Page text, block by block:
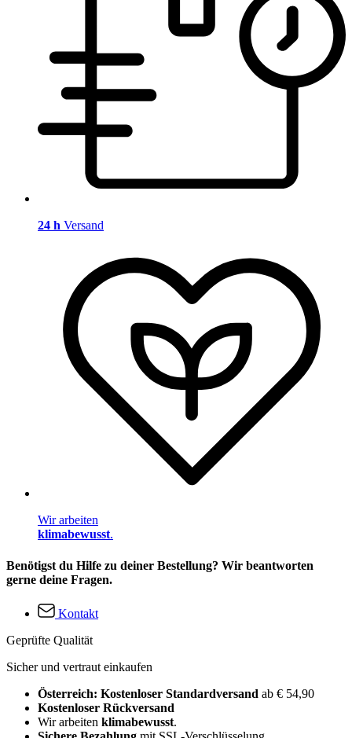
24 h Versand
Wir arbeiten
klimabewusst.
Benötigst du Hilfe zu deiner Bestellung? Wir beantworten
gerne deine Fragen.
Kontakt
Geprüfte Qualität
Sicher und vertraut einkaufen
Österreich: Kostenloser Standardversand ab € 54,90
Kostenloser Rückversand
Wir arbeiten klimabewusst.